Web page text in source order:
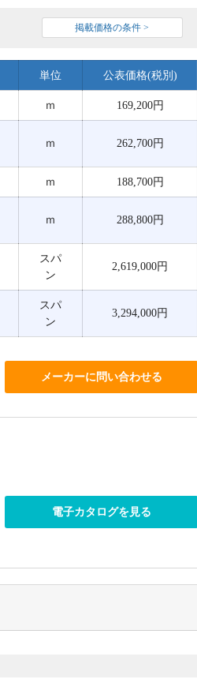
掲載価格の条件 >
単位 公表価格(税別)
ｍ 169,200円
ｍ 262,700円
ｍ 188,700円
ｍ 288,800円
スパ
ン
2,619,000円
スパ
ン
3,294,000円
メーカーに問い合わせる
電子カタログを見る